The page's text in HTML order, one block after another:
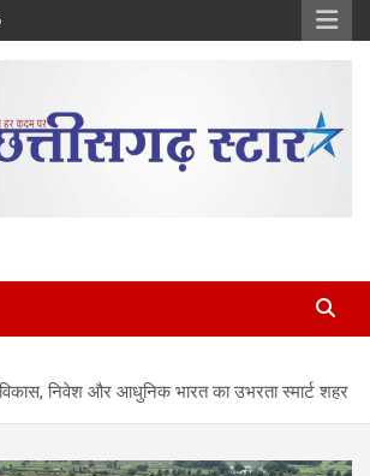
Star
निवेश और आधुनिक भारत का उभरता स्मार्ट शहर